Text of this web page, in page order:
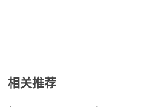
相关推荐